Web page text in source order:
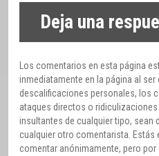
Deja una
Los comentarios en esta página
inmediatamente en la página al
descalificaciones personales, los
ataques directos o
insultantes de cualquier tipo, sean
cualquier otro comentarista. Estás
comentar anónimamente, pero